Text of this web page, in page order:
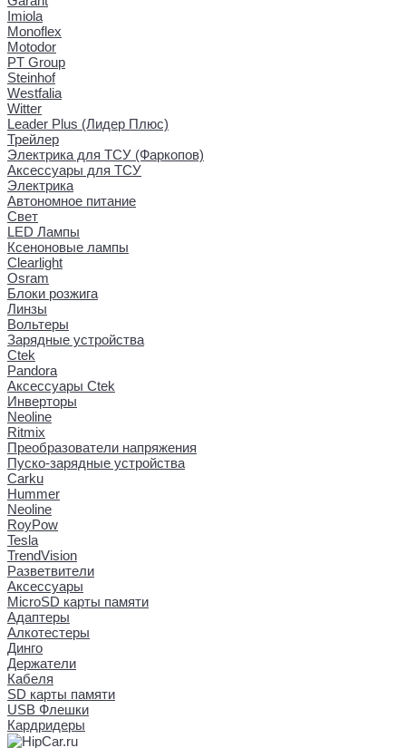
Imiola
Monoflex
Motodor
PT Group
Steinhof
Westfalia
Witter
Leader Plus (Лидер Плюс)
Трейлер
Электрика для ТСУ (Фаркопов)
Аксессуары для ТСУ
Электрика
Автономное питание
Свет
LED Лампы
Ксеноновые лампы
Clearlight
Osram
Блоки розжига
Линзы
Вольтеры
Зарядные устройства
Ctek
Pandora
Аксессуары Ctek
Инверторы
Neoline
Ritmix
Преобразователи напряжения
Пуско-зарядные устройства
Carku
Hummer
Neoline
RoyPow
Tesla
TrendVision
Разветвители
Аксессуары
MicroSD карты памяти
Адаптеры
Алкотестеры
Динго
Держатели
Кабеля
SD карты памяти
USB Флешки
Кардридеры